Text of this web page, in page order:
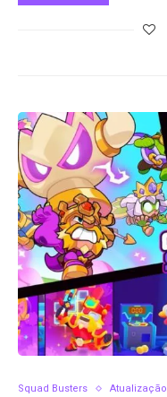
Squad Busters Atualização